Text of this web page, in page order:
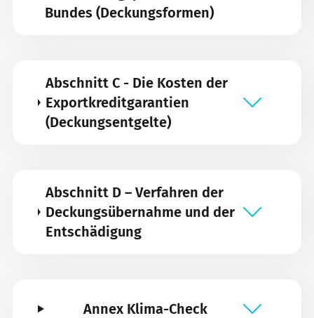
Bundes (Deckungsformen)
Abschnitt C - Die Kosten der
Exportkreditgarantien
(Deckungsentgelte)
Abschnitt D – Verfahren der
Deckungsübernahme und der
Entschädigung
Annex Klima-Check